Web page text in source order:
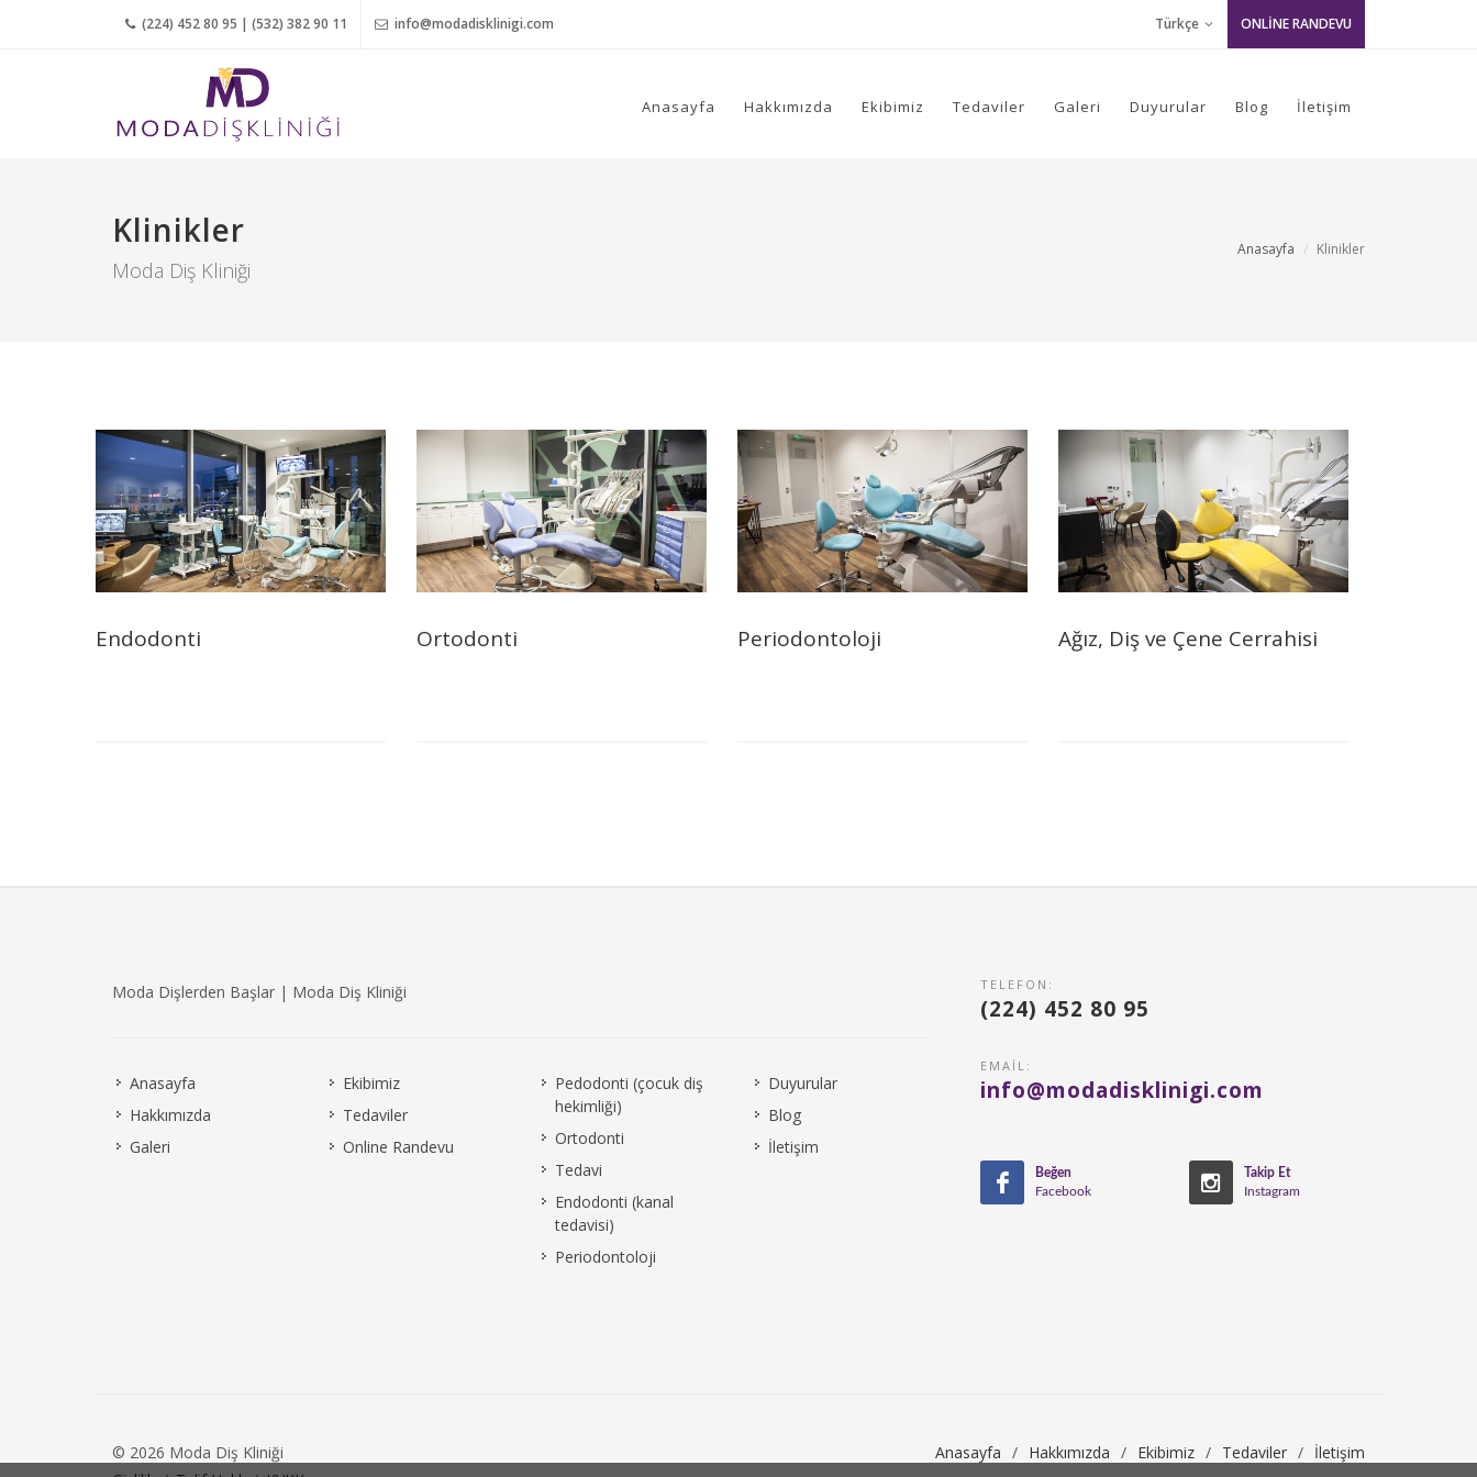
(224) 452 80 95 | (532) 382 90 11 info@modadisklinigi.com Türkçe ONLİNE RANDEVU
Anasayfa Hakkımızda Ekibimiz Tedaviler Galeri Duyurular Blog İletişim
Klinikler
Moda Diş Kliniği
Anasayfa Klinikler
Endodonti Ortodonti Periodontoloji Ağız, Diş ve Çene Cerrahisi
Moda Dişlerden Başlar | Moda Diş Kliniği
Anasayfa
Hakkımızda
Galeri
Ekibimiz
Tedaviler
Online Randevu
Pedodonti (çocuk diş
hekimliği)
Ortodonti
Tedavi
Endodonti (kanal
tedavisi)
Periodontoloji
Duyurular
Blog
İletişim
TELEFON:
(224) 452 80 95
EMAIL:
info@modadisklinigi.com
Beğen
Facebook
Takip Et
Instagram
© 2026 Moda Diş Kliniği
Anasayfa / Hakkımızda / Ekibimiz / Tedaviler / İletişim